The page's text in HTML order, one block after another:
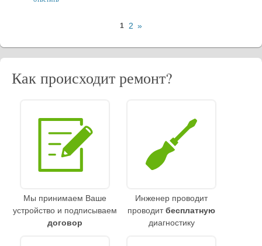
1 2 »
Как происходит ремонт?
Мы принимаем Ваше
устройство и подписываем
договор
Инженер проводит
проводитбесплатную
диагностику